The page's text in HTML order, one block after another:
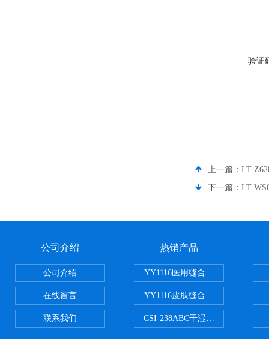
验证
上一篇： LT-
下一篇： LT-
公司介绍
公司介绍
在线留言
联系我们
热销产品
YY1116医用缝合线线径试验仪
YY1116皮肤缝合线线径测量仪
CSI-238ABC干湿电动摩擦色牢度